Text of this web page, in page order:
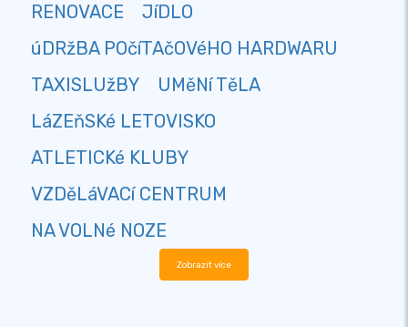
RENOVACE
JíDLO
úDRžBA POčíTAčOVéHO HARDWARU
TAXISLUžBY
UMěNí TěLA
LáZEňSKé LETOVISKO
ATLETICKé KLUBY
VZDěLáVACí CENTRUM
NA VOLNé NOZE
Zobrazit více